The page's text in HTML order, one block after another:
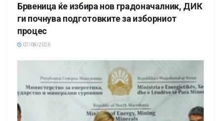
Брвеница ќе избира нов градоначалник, ДИК
ги почнува подготовките за изборниот
процес
07/08/2026